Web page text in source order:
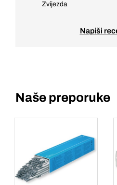
Zvijezda
Napiši
Naše preporuke